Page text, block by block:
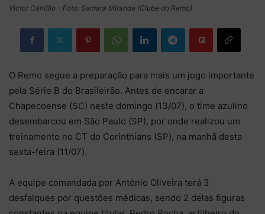
Victor Cantillo – Foto: Samara Miranda (Clube do Remo)
O Remo segue a preparação para mais um jogo importante
pela Série B do Brasileirão. Antes de encarar a
Chapecoense (SC) neste domingo (13/07), o time azulino
desembarcou em São Paulo (SP), por onde realizou um
treinamento no CT do Corinthians (SP), na manhã desta
sexta-feira (11/07).
A equipe comandada por António Oliveira terá 3
desfalques por questões médicas, sendo 2 delas figuras